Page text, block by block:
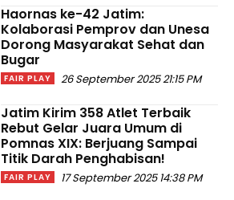
Haornas ke-42 Jatim:
Kolaborasi Pemprov dan Unesa
Dorong Masyarakat Sehat dan
Bugar
FAIR PLAY 26 September 2025 21:15 PM
Jatim Kirim 358 Atlet Terbaik
Rebut Gelar Juara Umum di
Pomnas XIX: Berjuang Sampai
Titik Darah Penghabisan!
FAIR PLAY 17 September 2025 14:38 PM